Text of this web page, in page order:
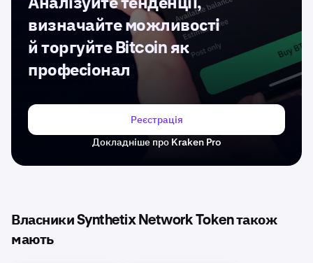
Аналізуйте тенденції,
визначайте можливості
й торгуйте Bitcoin як
професіонал
Реєстрація
Докладніше про Kraken Pro
Власники Synthetix Network Token також
мають